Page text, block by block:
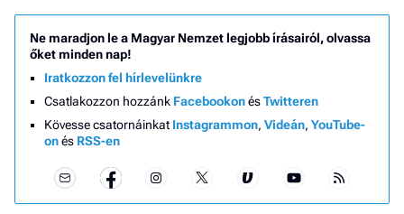
Ne maradjon le a Magyar Nemzet legjobb írásairól, olvassa
őket minden nap!
Iratkozzon fel hírlevelünkre
Csatlakozzon hozzánk FacebookonésTwitteren
Kövesse csatornáinkat Instagrammon, Videán, YouTube-
onés RSS-en